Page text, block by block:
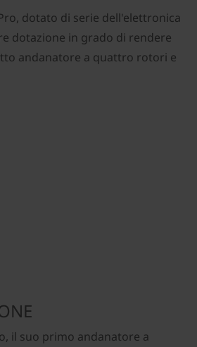
dotato di serie dell'elettronica
dotazione in grado di rendere
andanatore a quattro rotori e
il suo primo andanatore a